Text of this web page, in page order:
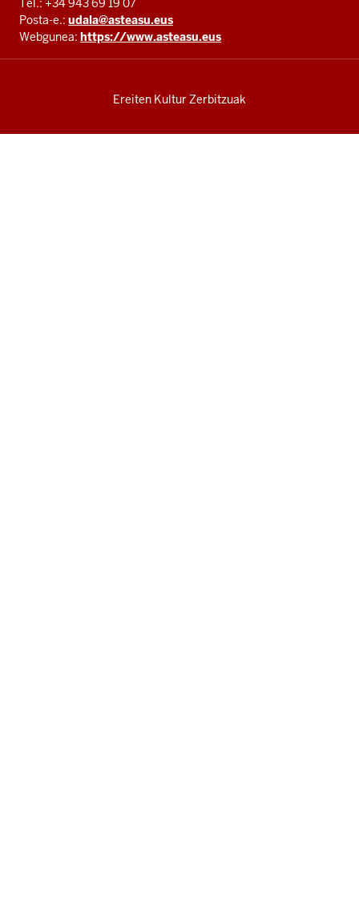
Tel.: +34 943 69 19 07
Posta-e.: udala@asteasu.eus
Webgunea: https://www.asteasu.eus
Ereiten Kultur Zerbitzuak